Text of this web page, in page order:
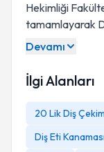
Hekimliği
tamamlayarak
Devamı
İlgi Alanları
20 Lik Diş
Diş Eti Kanaması